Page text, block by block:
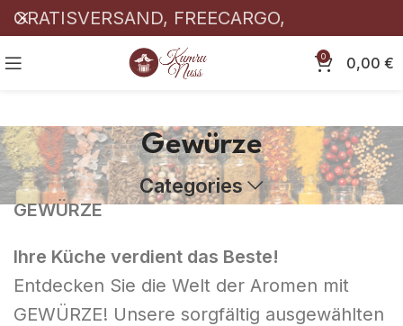
0 0,00 €
Gewürze
Categories
GEWÜRZE
Ihre Küche verdient das Beste!
Entdecken Sie die Welt der Aromen mit
GEWÜRZE! Unsere sorgfältig ausgewählten
GRATISVERSAND, FREECARGO,
KOSTENLOSER! 🎉